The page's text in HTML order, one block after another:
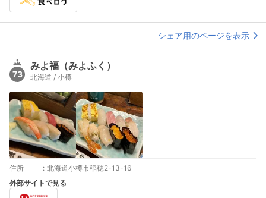
シェア用のページを表示
73
みよ福（みよふく）
北海道 / 小樽
住所 : 北海道小樽市稲穂2-13-16
外部サイトで見る